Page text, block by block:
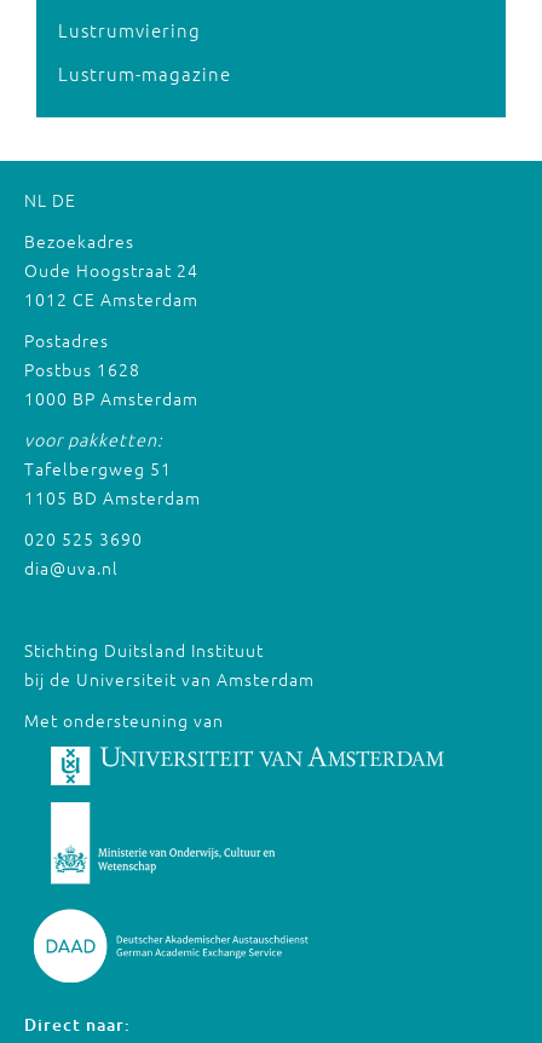
Lustrumviering
Lustrum-magazine
NL DE
Bezoekadres
Oude Hoogstraat 24
1012 CE Amsterdam
Postadres
Postbus 1628
1000 BP Amsterdam
voor pakketten:
Tafelbergweg 51
1105 BD Amsterdam
020 525 3690
dia@uva.nl
Stichting Duitsland Instituut
bij de Universiteit van Amsterdam
Met ondersteuning van
Direct naar: